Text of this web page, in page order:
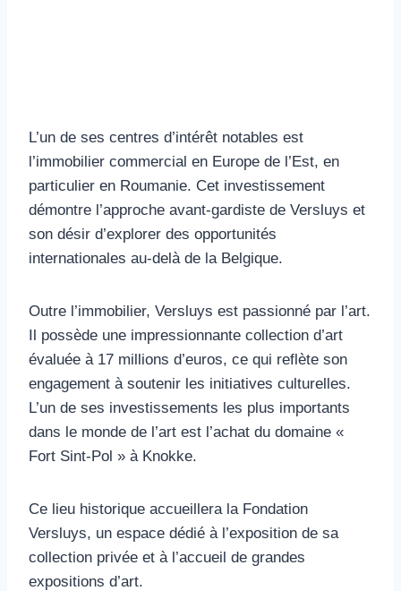
L’un de ses centres d’intérêt notables est
l’immobilier commercial en Europe de l’Est, en
particulier en Roumanie. Cet investissement
démontre l’approche avant-gardiste de Versluys et
son désir d’explorer des opportunités
internationales au-delà de la Belgique.
Outre l’immobilier, Versluys est passionné par l’art.
Il possède une impressionnante collection d’art
évaluée à 17 millions d’euros, ce qui reflète son
engagement à soutenir les initiatives culturelles.
L’un de ses investissements les plus importants
dans le monde de l’art est l’achat du domaine «
Fort Sint-Pol » à Knokke.
Ce lieu historique accueillera la Fondation
Versluys, un espace dédié à l’exposition de sa
collection privée et à l’accueil de grandes
expositions d’art.